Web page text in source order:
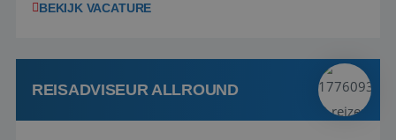
locally. The role will be published until 18 August
Attractive remuneration, discre...
BEKIJK VACATURE
REISADVISEUR ALLROUND